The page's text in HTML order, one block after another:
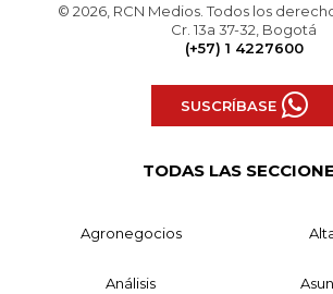
© 2026, RCN Medios. Todos los
Cr. 13a 37-32, Bogotá
(+57) 1 4227600
SUSCRÍBASE
TODAS LAS
Agronegocios
Análisis